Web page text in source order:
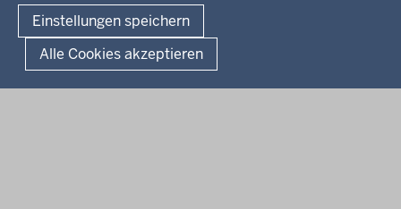
Einstellungen speichern
Alle Cookies akzeptieren
Organisationsplan
Lizenzbedingungen Geobasis NRW
Dokumente und Ressourcen
Kontakt